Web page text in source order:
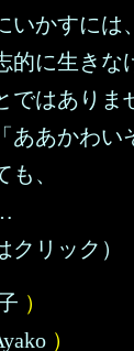
いかすには、
的に生きな
ではありま
ああかわい
も、
クリック）
）
）